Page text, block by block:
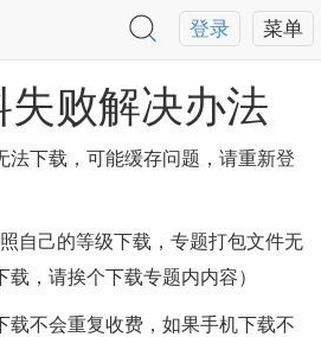
菜单
登录
败解决办法
法下载，可能缓存问题，请重新登
自己的等级下载，专题打包文件无
载，请挨个下载专题内内容）
载不会重复收费，如果手机下载不